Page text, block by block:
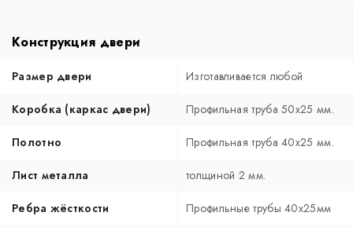
Конструкция двери
Размер двери Изготавливается любой
Коробка (каркас двери) Профильная труба 50х25 мм.
Полотно Профильная труба 40х25 мм.
Лист металла толщиной 2 мм.
Ребра жёсткости Профильные трубы 40х25мм